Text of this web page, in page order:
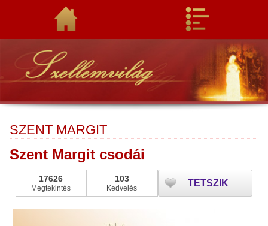
SZENT MARGIT
Szent Margit csodái
17626
Megtekintés
103
Kedvelés TETSZIK